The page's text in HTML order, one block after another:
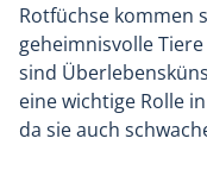
Rotfüchse kommen
geheimnisvolle
sind
eine wichtige Rolle
da sie auch